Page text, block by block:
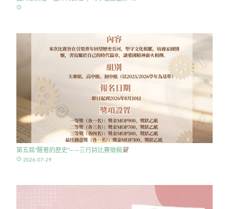
access_time
第五屆”醒著的歷史”——三行詩比賽徵稿
access_time 2026-07-29